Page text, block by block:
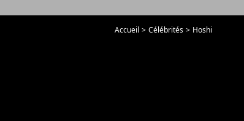
Accueil Célébrités Hoshi